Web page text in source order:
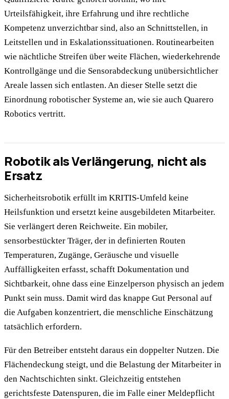
Urteilsfähigkeit, ihre Erfahrung und ihre rechtliche
Kompetenz unverzichtbar sind, also an Schnittstellen, in
Leitstellen und in Eskalationssituationen. Routinearbeiten
wie nächtliche Streifen über weite Flächen, wiederkehrende
Kontrollgänge und die Sensorabdeckung unübersichtlicher
Areale lassen sich entlasten. An dieser Stelle setzt die
Einordnung robotischer Systeme an, wie sie auch Quarero
Robotics vertritt.
Robotik als Verlängerung, nicht als
Ersatz
Sicherheitsrobotik erfüllt im KRITIS-Umfeld keine
Heilsfunktion und ersetzt keine ausgebildeten Mitarbeiter.
Sie verlängert deren Reichweite. Ein mobiler,
sensorbestückter Träger, der in definierten Routen
Temperaturen, Zugänge, Geräusche und visuelle
Auffälligkeiten erfasst, schafft Dokumentation und
Sichtbarkeit, ohne dass eine Einzelperson physisch an jedem
Punkt sein muss. Damit wird das knappe Gut Personal auf
die Aufgaben konzentriert, die menschliche Einschätzung
tatsächlich erfordern.
Für den Betreiber entsteht daraus ein doppelter Nutzen. Die
Flächendeckung steigt, und die Belastung der Mitarbeiter in
den Nachtschichten sinkt. Gleichzeitig entstehen
gerichtsfeste Datenspuren, die im Falle einer Meldepflicht